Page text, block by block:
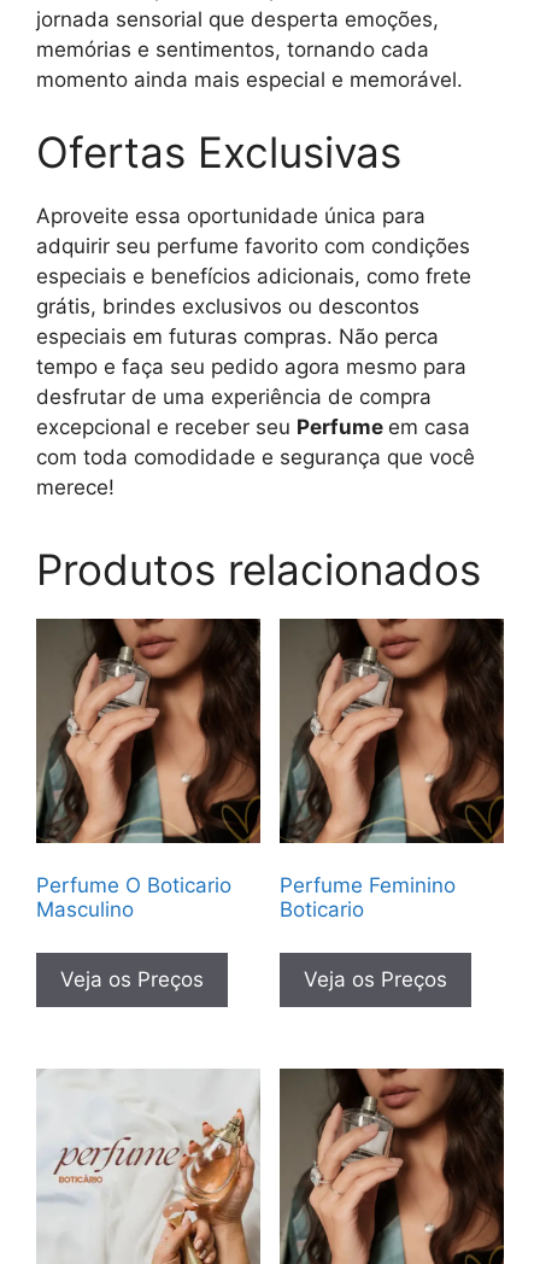
jornada sensorial que desperta emoções,
memórias e sentimentos, tornando cada
momento ainda mais especial e memorável.
Ofertas Exclusivas
Aproveite essa oportunidade única para
adquirir seu perfume favorito com condições
especiais e benefícios adicionais, como frete
grátis, brindes exclusivos ou descontos
especiais em futuras compras. Não perca
tempo e faça seu pedido agora mesmo para
desfrutar de uma experiência de compra
excepcional e receber seu Perfume em casa
com toda comodidade e segurança que você
merece!
Produtos relacionados
Perfume O Boticario
Masculino
Veja os Preços
Perfume Feminino
Boticario
Veja os Preços